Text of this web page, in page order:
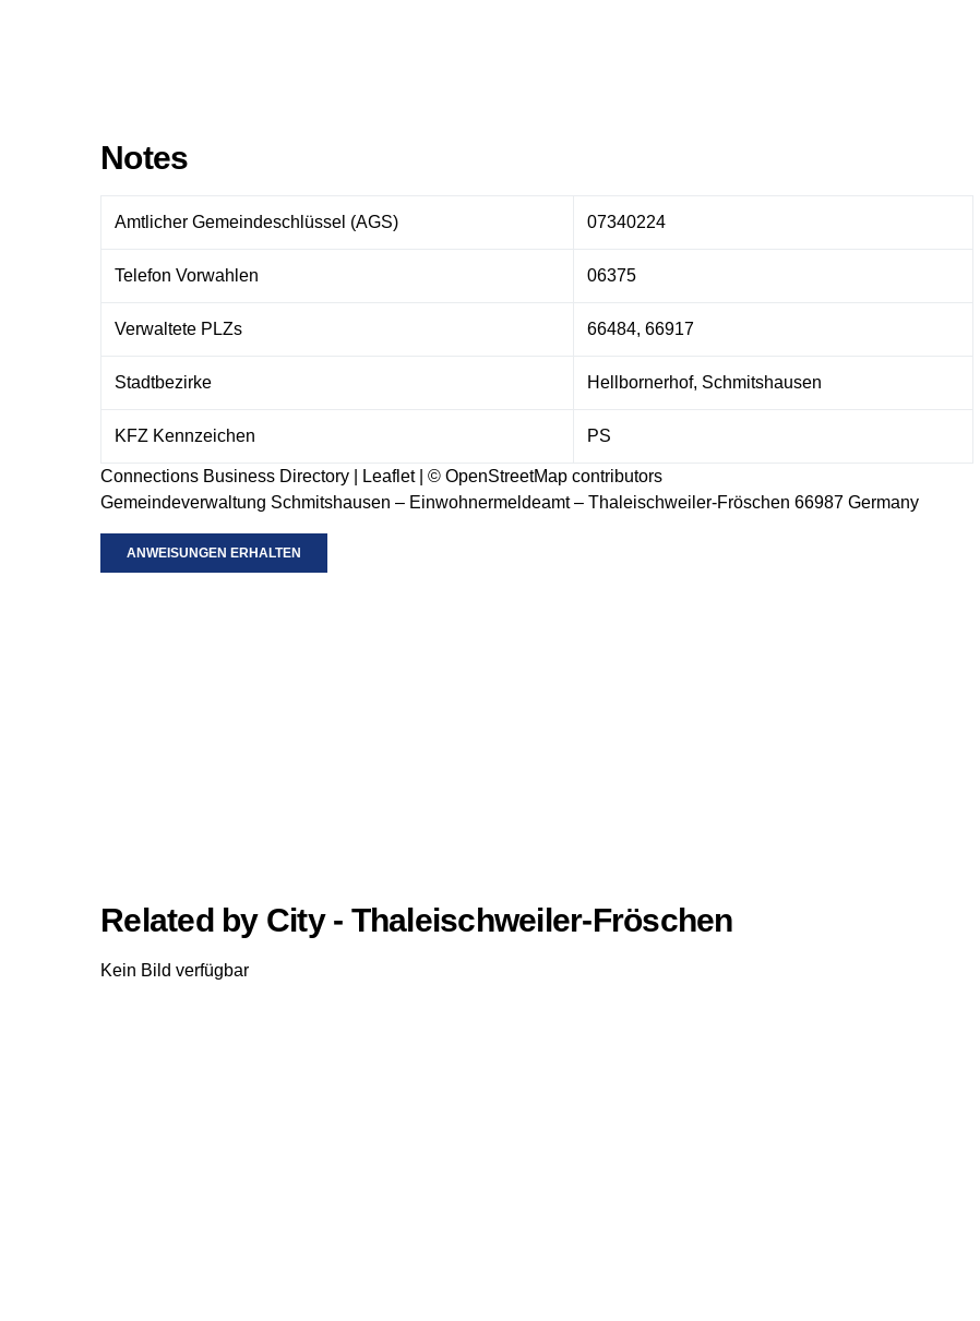
Notes
Amtlicher Gemeindeschlüssel (AGS) 07340224
Telefon Vorwahlen 06375
Verwaltete PLZs 66484, 66917
Stadtbezirke Hellbornerhof, Schmitshausen
KFZ Kennzeichen PS
Connections Business Directory Leaflet| © OpenStreetMap contributors
Gemeindeverwaltung Schmitshausen – Einwohnermeldeamt – Thaleischweiler-Fröschen 66987 Germany
ANWEISUNGEN ERHALTEN
Related by City - Thaleischweiler-Fröschen
Kein Bild verfügbar